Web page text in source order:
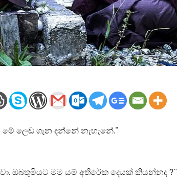
ලෙඩ ගැන දන්නේ නැහැනේ.”
ඔබතුමියට මම යම් අතිරේක දෙයක් කියන්නද ?”